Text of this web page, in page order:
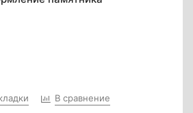
В сравнение